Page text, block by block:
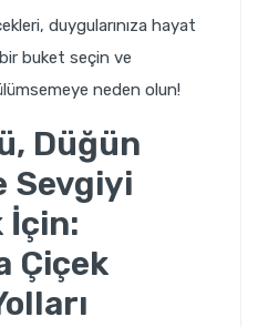
duygularınıza hayat
buket seçin ve
neden olun!
Düğün
Sevgiyi
İçin:
Çiçek